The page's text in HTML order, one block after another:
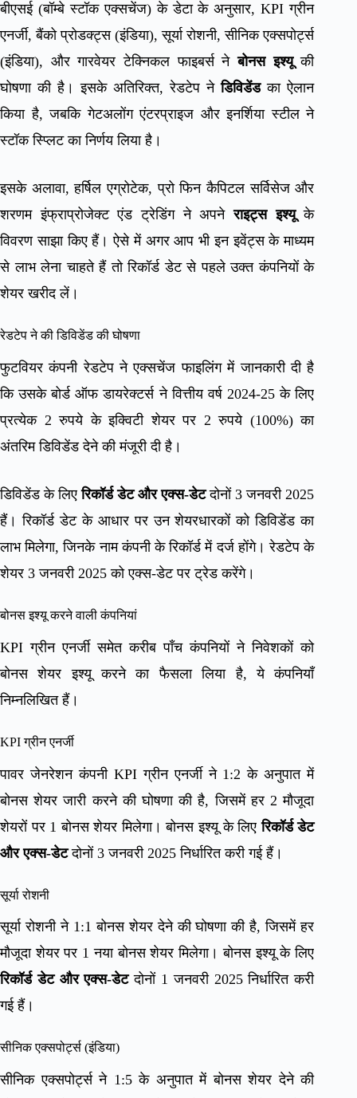
बीएसई (बॉम्बे स्टॉक एक्सचेंज) के डेटा के अनुसार, KPI ग्रीन
एनर्जी, बैंको प्रोडक्ट्स (इंडिया), सूर्या रोशनी, सीनिक एक्सपोर्ट्स
(इंडिया), और गारवेयर टेक्निकल फाइबर्स नेबोनस इश्यूकी
घोषणा की है। इसके अतिरिक्त, रेडटेप नेडिविडेंडका ऐलान
किया है, जबकि गेटअलोंग एंटरप्राइज और इनर्शिया स्टील ने
स्टॉक स्प्लिट का निर्णय लिया है।
इसके अलावा, हर्षिल एग्रोटेक, प्रो फिन कैपिटल सर्विसेज और
शरणम इंफ्राप्रोजेक्ट एंड ट्रेडिंग ने अपनेराइट्स इश्यूके
विवरण साझा किए हैं। ऐसे में अगर आप भी इन इवेंट्स के माध्यम
से लाभ लेना चाहते हैं तो रिकॉर्ड डेट से पहले उक्त कंपनियों के
शेयर खरीद लें।
रेडटेप ने की डिविडेंड की घोषणा
फुटवियर कंपनी रेडटेप ने एक्सचेंज फाइलिंग में जानकारी दी है
कि उसके बोर्ड ऑफ डायरेक्टर्स ने वित्तीय वर्ष 2024-25 के लिए
प्रत्येक 2 रुपये के इक्विटी शेयर पर 2 रुपये (100%) का
अंतरिम डिविडेंड देने की मंजूरी दी है।
डिविडेंड के लिएरिकॉर्ड डेट और एक्स-डेटदोनों 3 जनवरी 2025
हैं। रिकॉर्ड डेट के आधार पर उन शेयरधारकों को डिविडेंड का
लाभ मिलेगा, जिनके नाम कंपनी के रिकॉर्ड में दर्ज होंगे। रेडटेप के
शेयर 3 जनवरी 2025 को एक्स-डेट पर ट्रेड करेंगे।
बोनस इश्यू करने वाली कंपनियां
KPI ग्रीन एनर्जी समेत करीब पाँच कंपनियों ने निवेशकों को
बोनस शेयर इश्यू करने का फैसला लिया है, ये कंपनियाँ
निम्नलिखित हैं।
KPI ग्रीन एनर्जी
पावर जेनरेशन कंपनी KPI ग्रीन एनर्जी ने 1:2 के अनुपात में
बोनस शेयर जारी करने की घोषणा की है, जिसमें हर 2 मौजूदा
शेयरों पर 1 बोनस शेयर मिलेगा। बोनस इश्यू के लिएरिकॉर्ड डेट
और एक्स-डेटदोनों 3 जनवरी 2025 निर्धारित करी गई हैं।
सूर्या रोशनी
सूर्या रोशनी ने 1:1 बोनस शेयर देने की घोषणा की है, जिसमें हर
मौजूदा शेयर पर 1 नया बोनस शेयर मिलेगा। बोनस इश्यू के लिए
रिकॉर्ड डेट और एक्स-डेटदोनों 1 जनवरी 2025 निर्धारित करी
गई हैं।
सीनिक एक्सपोर्ट्स (इंडिया)
सीनिक एक्सपोर्ट्स ने 1:5 के अनुपात में बोनस शेयर देने की